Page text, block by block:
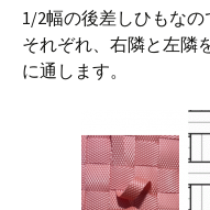
1/2幅の後差しひもなの
それぞれ、右隣と左隣
に通します。